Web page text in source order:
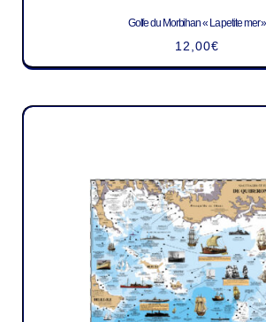
Golfe du Morbihan « La petite mer »
12,00€